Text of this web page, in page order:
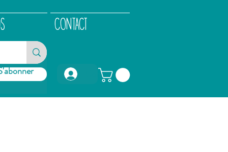
CONTACT
Connexion